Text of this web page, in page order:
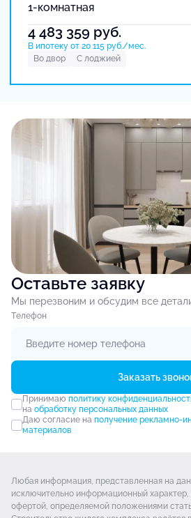
1-комнатная
4 483 359 руб.
В ипотеку от 20 115 руб./мес.
Во двор
С лоджией
Оставьте заявку
Мы перезвоним и обсудим все
Tелефон
Заказать
Принимаю политику
на обработку персональных данных
Даю согласие на получение рекламно-
материалов
Любая информация, представленная на
исключительно информационный характер,
офертой, определяемой положениями